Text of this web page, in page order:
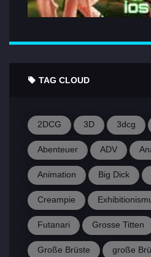
TAG CLOUD
2DCG 3D 3dcg
Abenteuer ADV
Animation Big Dick
Creampie
Futanari Grosse Titten
Große Brüste große